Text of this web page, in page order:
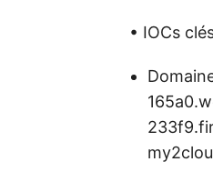
• IOCs clés